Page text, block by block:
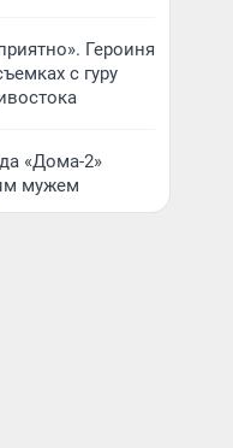
Героиня
с гуру
«Дома-2»
мужем